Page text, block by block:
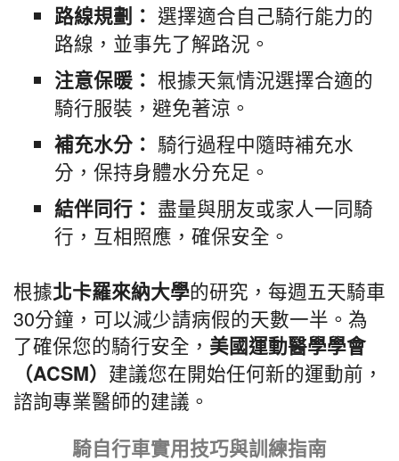
路線規劃： 選擇適合自己騎行能力的
路線，並事先了解路況。
注意保暖： 根據天氣情況選擇合適的
騎行服裝，避免著涼。
補充水分： 騎行過程中隨時補充水
分，保持身體水分充足。
結伴同行： 盡量與朋友或家人一同騎
行，互相照應，確保安全。
根據北卡羅來納大學的研究，每週五天騎車
30分鐘，可以減少請病假的天數一半。為
了確保您的騎行安全， 美國運動醫學學會
（ACSM） 建議您在開始任何新的運動前，
諮詢專業醫師的建議。
騎自行車實用技巧與訓練指南